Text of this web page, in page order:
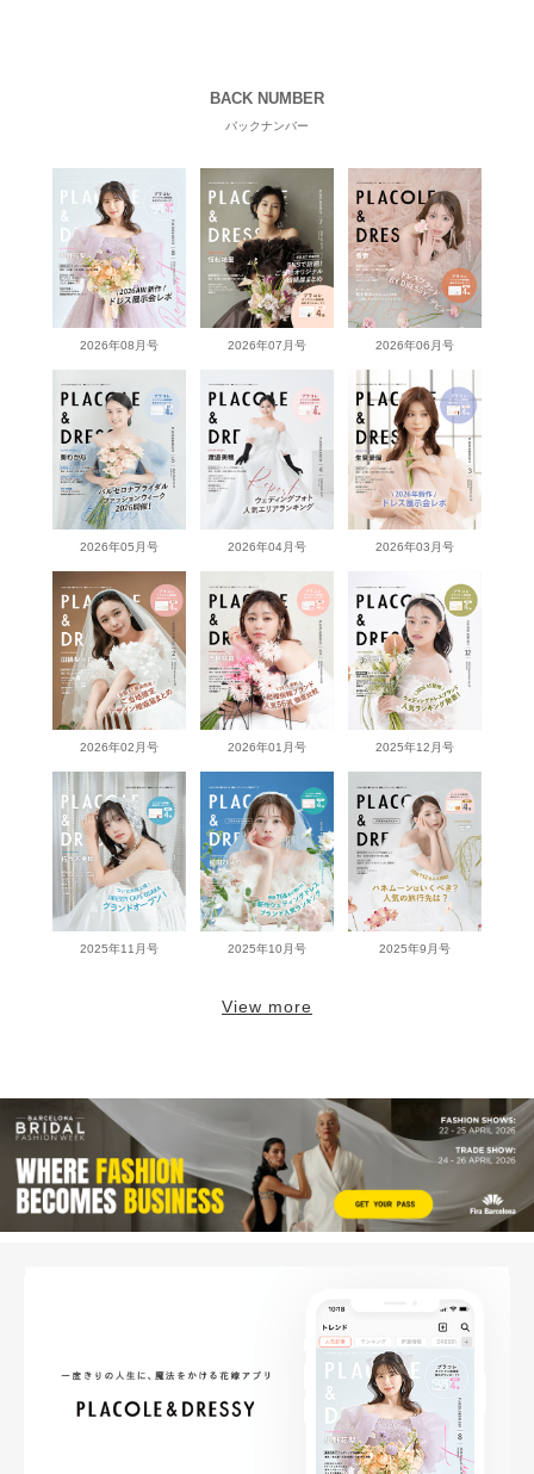
BACK NUMBER
バックナンバー
2026年08月号 2026年07月号 2026年06月号
2026年05月号 2026年04月号 2026年03月号
2026年02月号 2026年01月号 2025年12月号
2025年11月号 2025年10月号 2025年9月号
View more